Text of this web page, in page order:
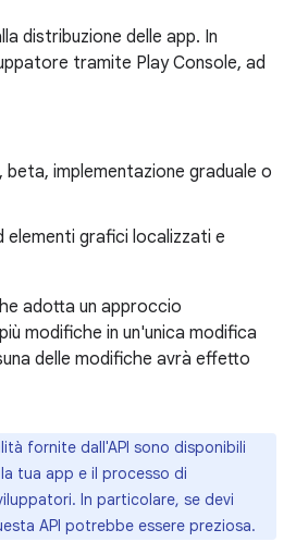
distribuzione delle app. In
tramite Play Console, ad
beta, implementazione graduale o
elementi grafici localizzati e
adotta un approccio
modifiche in un'unica modifica
delle modifiche avrà effetto
fornite dall'API sono disponibili
tua app e il processo di
In particolare, se devi
API potrebbe essere preziosa.